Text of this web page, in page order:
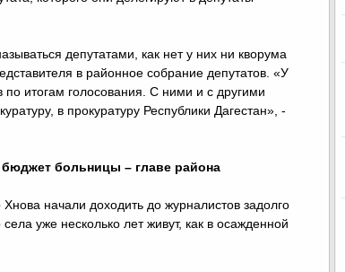
депутатами, как нет у них ни кворума
в районное собрание депутатов. «У
по итогам голосования. С ними и с другими
в прокуратуру Республики Дагестан», -
больницы – главе района
начали доходить до журналистов задолго
уже несколько лет живут, как в осажденной